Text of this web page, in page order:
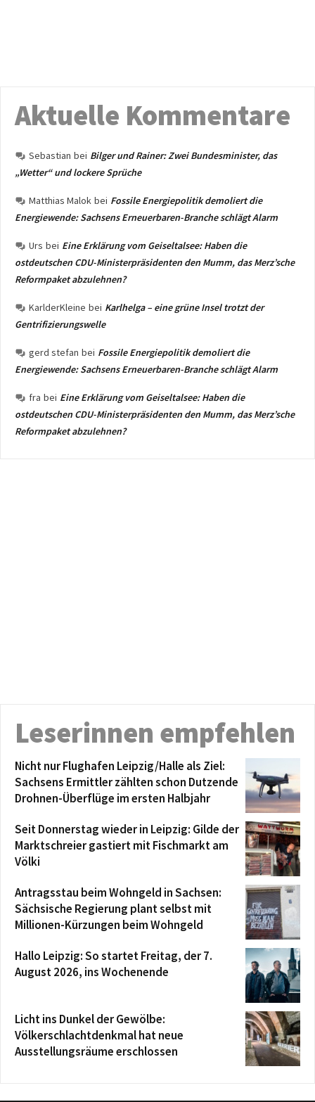
Aktuelle Kommentare
Sebastian bei Bilger und Rainer: Zwei Bundesminister, das
„Wetter“ und lockere Sprüche
Matthias Malok bei Fossile Energiepolitik demoliert die
Energiewende: Sachsens Erneuerbaren-Branche schlägt Alarm
Urs bei Eine Erklärung vom Geiseltalsee: Haben die
ostdeutschen CDU-Ministerpräsidenten den Mumm, das Merz’sche
Reformpaket abzulehnen?
KarlderKleine bei Karlhelga – eine grüne Insel trotzt der
Gentrifizierungswelle
gerd stefan bei Fossile Energiepolitik demoliert die
Energiewende: Sachsens Erneuerbaren-Branche schlägt Alarm
fra bei Eine Erklärung vom Geiseltalsee: Haben die
ostdeutschen CDU-Ministerpräsidenten den Mumm, das Merz’sche
Reformpaket abzulehnen?
Leserinnen empfehlen
Nicht nur Flughafen Leipzig/Halle als Ziel:
Sachsens Ermittler zählten schon Dutzende
Drohnen-Überflüge im ersten Halbjahr
Seit Donnerstag wieder in Leipzig: Gilde der
Marktschreier gastiert mit Fischmarkt am
Völki
Antragsstau beim Wohngeld in Sachsen:
Sächsische Regierung plant selbst mit
Millionen-Kürzungen beim Wohngeld
Hallo Leipzig: So startet Freitag, der 7.
August 2026, ins Wochenende
Licht ins Dunkel der Gewölbe:
Völkerschlachtdenkmal hat neue
Ausstellungsräume erschlossen